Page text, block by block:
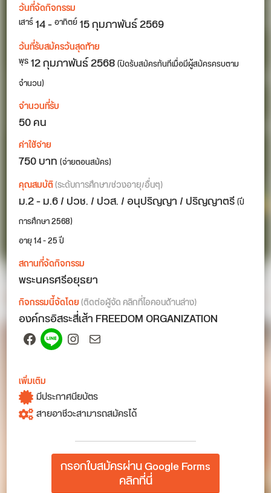
วันที่จัดกิจกรรม
เสาร์14-อาทิตย์15กุมภาพันธ์ 2569
วันที่รับสมัครวันสุดท้าย
พุธ12 กุมภาพันธ์ 2568(ปิดรับสมัครทันทีเมื่อมีผู้สมัครครบตาม
จำนวน)
จำนวนที่รับ
50 คน
ค่าใช้จ่าย
750 บาท(จ่ายตอนสมัคร)
คุณสมบัติ(ระดับการศึกษา/ช่วงอายุ/อื่นๆ)
ม.2 - ม.6 / ปวช. / ปวส. / อนุปริญญา / ปริญญาตรี(ปี
การศึกษา 2568)
อายุ 14 - 25 ปี
สถานที่จัดกิจกรรม
พระนครศรีอยุธยา
กิจกรรมนี้จัดโดย(ติดต่อผู้จัด คลิกที่ไอคอนด้านล่าง)
องค์กรอิสระสี่เส้า FREEDOM ORGANIZATION
Facebook
SpotifyInstagram
Mail
เพิ่มเติม
มีประกาศนียบัตร
สายอาชีวะสามารถสมัครได้
กรอกใบสมัครผ่าน Google Forms
คลิกที่นี่